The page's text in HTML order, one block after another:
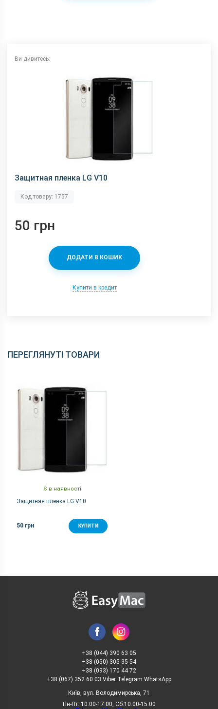
Ви дивитесь:
Защитная пленка LG V10
Код товару: 1757
50 грн
ДОДАТИ В КОШИК
Купити в кредит
ПЕРЕГЛЯНУТІ ТОВАРИ
Є в наявності
Защитная пленка LG V10
50 грн КУПИТИ
+38 (044) 390 63 05
+38 (050) 305 35 54
+38 (093) 170 44 72
+38 (067) 352 60 03 Viber Telegram WhatsApp
Київ, вул. Володимирська, 71
Пн-Пт: 10:00-17:00, Сб:10:00-15:00